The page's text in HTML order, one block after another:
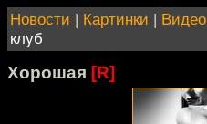
Новости | Картинки | Видео
клуб
Хорошая [R]